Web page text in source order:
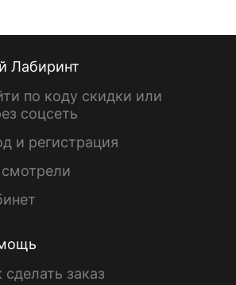
Лабиринт
по коду скидки или
соцсеть
и регистрация
сделать заказ